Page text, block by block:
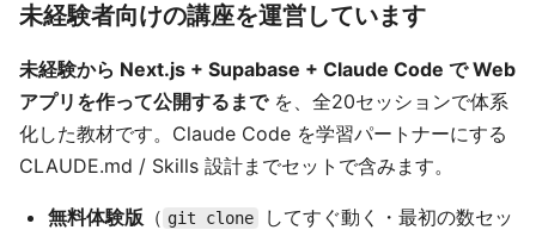
未経験者向けの講座を運営しています
未経験から Next.js + Supabase + Claude Code で Web
アプリを作って公開するまでを、全20セッションで体系
化した教材です。Claude Code を学習パートナーにする
CLAUDE.md / Skills 設計までセットで含みます。
無料体験版 （ git clone
してすぐ動く・最初の数セッ